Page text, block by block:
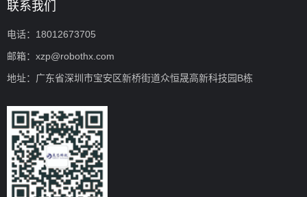
联系我们
电话：18012673705
邮箱：xzp@robothx.com
地址：广东省深圳市宝安区新桥街道众恒晟高新科技园B栋